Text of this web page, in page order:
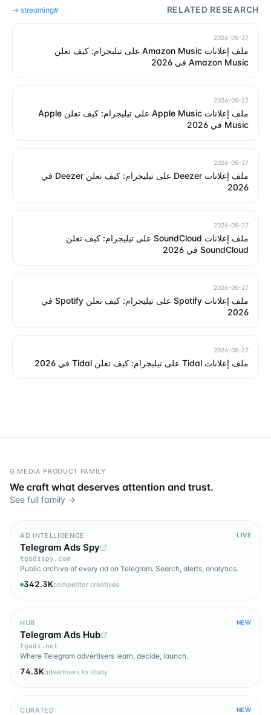
RELATED RESEARCH
#
streaming
→
2026-05-27
ملف إعلانات Amazon Music على تيليجرام: كيف تعلن
Amazon Music في 2026
2026-05-27
ملف إعلانات Apple Music على تيليجرام: كيف تعلن Apple
Music في 2026
2026-05-27
ملف إعلانات Deezer على تيليجرام: كيف تعلن Deezer في
2026
2026-05-27
ملف إعلانات SoundCloud على تيليجرام: كيف تعلن
SoundCloud في 2026
2026-05-27
ملف إعلانات Spotify على تيليجرام: كيف تعلن Spotify في
2026
2026-05-27
ملف إعلانات Tidal على تيليجرام: كيف تعلن Tidal في 2026
G.MEDIA PRODUCT FAMILY
We craft what deserves attention and trust.
See full family →
AD INTELLIGENCE LIVE
Telegram Ads Spy
tgadsspy.com
Public archive of every ad on Telegram. Search, alerts, analytics.
342.3Kcompetitor creatives
HUB NEW
Telegram Ads Hub
tgads.net
Where Telegram advertisers learn, decide, launch.
74.3Kadvertisers to study
CURATED NEW